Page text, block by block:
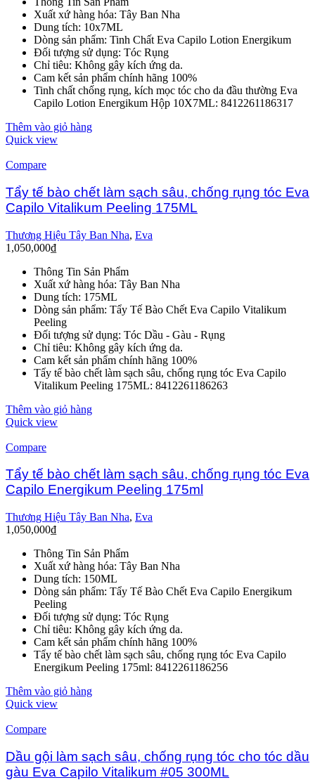
Xuất xứ hàng hóa: Tây Ban Nha
Dung tích: 10x7ML
Dòng sản phẩm: Tinh Chất Eva Capilo Lotion Energikum
Đối tượng sử dụng: Tóc Rụng
Chỉ tiêu: Không gây kích ứng da.
Cam kết sản phẩm chính hãng 100%
Tinh chất chống rụng, kích mọc tóc cho da đầu thường Eva
Capilo Lotion Energikum Hộp 10X7ML: 8412261186317
Thêm vào giỏ hàng
Quick view
Compare
Tẩy tế bào chết làm sạch sâu, chống rụng tóc Eva
Capilo Vitalikum Peeling 175ML
Thương Hiệu Tây Ban Nha, Eva
1,050,000₫
Thông Tin Sản Phẩm
Xuất xứ hàng hóa: Tây Ban Nha
Dung tích: 175ML
Dòng sản phẩm: Tẩy Tế Bào Chết Eva Capilo Vitalikum
Peeling
Đối tượng sử dụng: Tóc Dầu - Gàu - Rụng
Chỉ tiêu: Không gây kích ứng da.
Cam kết sản phẩm chính hãng 100%
Tẩy tế bào chết làm sạch sâu, chống rụng tóc Eva Capilo
Vitalikum Peeling 175ML: 8412261186263
Thêm vào giỏ hàng
Quick view
Compare
Tẩy tế bào chết làm sạch sâu, chống rụng tóc Eva
Capilo Energikum Peeling 175ml
Thương Hiệu Tây Ban Nha, Eva
1,050,000₫
Thông Tin Sản Phẩm
Xuất xứ hàng hóa: Tây Ban Nha
Dung tích: 150ML
Dòng sản phẩm: Tẩy Tế Bào Chết Eva Capilo Energikum
Peeling
Đối tượng sử dụng: Tóc Rụng
Chỉ tiêu: Không gây kích ứng da.
Cam kết sản phẩm chính hãng 100%
Tẩy tế bào chết làm sạch sâu, chống rụng tóc Eva Capilo
Energikum Peeling 175ml: 8412261186256
Thêm vào giỏ hàng
Quick view
Compare
Dầu gội làm sạch sâu, chống rụng tóc cho tóc dầu
gàu Eva Capilo Vitalikum #05 300ML